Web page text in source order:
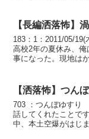
【長編洒落怖】
183：1：2011/05/19(
高校2年の夏休み、俺
事になった。現地は
【洒落怖】つん
703 ：つんぼゆすり
話してくれたことで
中、本土空爆がはじ